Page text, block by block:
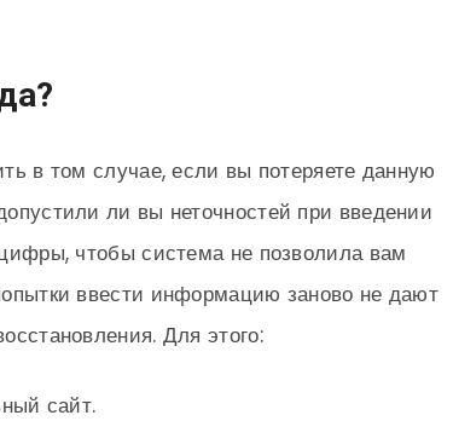
в том случае, если вы потеряете данную
ли вы неточностей при введении
чтобы система не позволила вам
ввести информацию заново не дают
Для этого:
сайт.